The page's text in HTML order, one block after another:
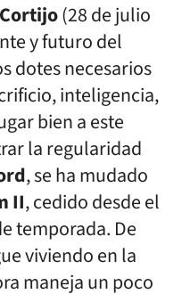
(28 de julio
y futuro del
dotes necesarios
inteligencia,
bien a este
la regularidad
, se ha mudado
II, cedido desde el
temporada. De
viviendo en la
maneja un poco